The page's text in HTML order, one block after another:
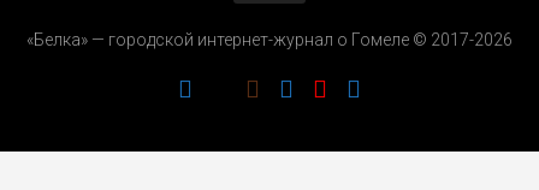
РЕКЛАМОДАТЕЛЯМ
«Белка» — городской интернет-журнал о Гомеле © 2017-2026